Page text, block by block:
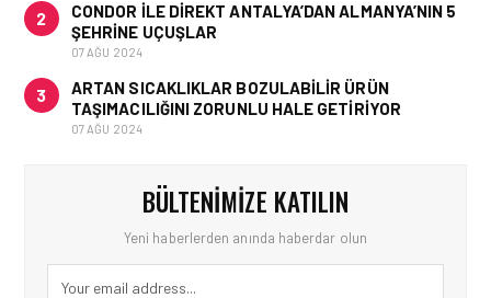
2
CONDOR ILE DIREKT ANTALYA’DAN ALMANYA’NIN 5
ŞEHRINE UÇUŞLAR
07 AĞU 2024
3
ARTAN SICAKLIKLAR BOZULABILIR ÜRÜN
TAŞIMACILIĞINI ZORUNLU HALE GETIRIYOR
07 AĞU 2024
BÜLTENIMIZE KATILIN
Yeni haberlerden anında haberdar olun